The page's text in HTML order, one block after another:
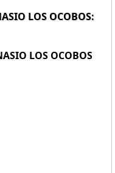
LOS OCOBOS:
LOS OCOBOS